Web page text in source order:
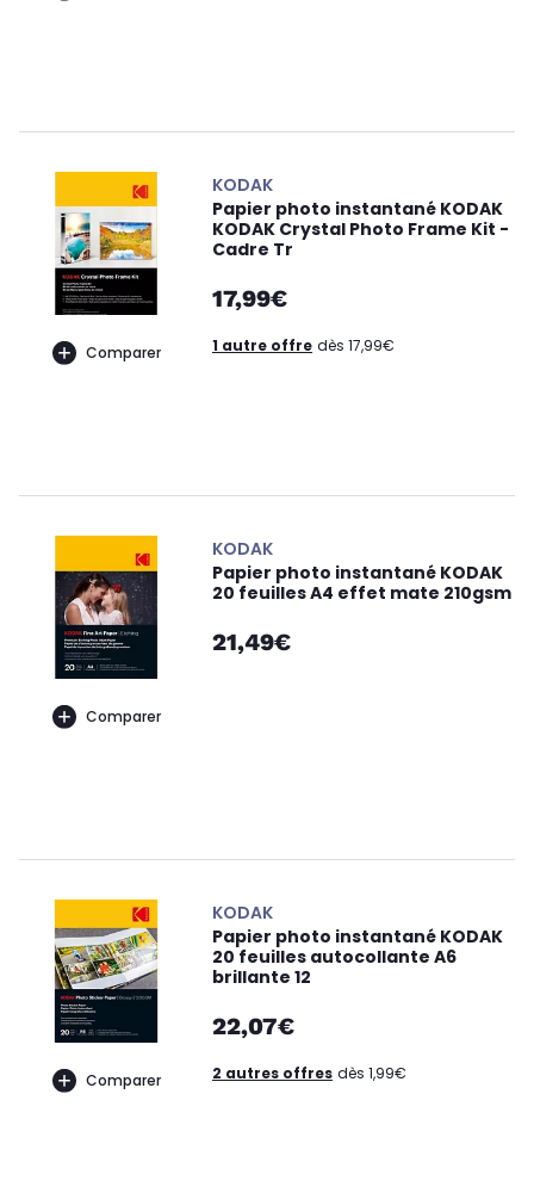
Comparer
KODAK
Papier photo instantané KODAK
KODAK Crystal Photo Frame Kit -
Cadre Tr
17,99€
1 autre offre dès 17,99€
Comparer
KODAK
Papier photo instantané KODAK
20 feuilles A4 effet mate 210gsm
21,49€
Comparer
KODAK
Papier photo instantané KODAK
20 feuilles autocollante A6
brillante 12
22,07€
2 autres offres dès 1,99€